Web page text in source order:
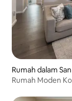
Rumah dalam
Rumah Moden